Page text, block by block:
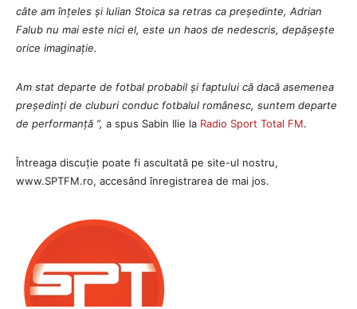
câte am înțeles și Iulian Stoica sa retras ca președinte, Adrian
Falub nu mai este nici el, este un haos de nedescris, depășește
orice imaginație.
Am stat departe de fotbal probabil și faptului că dacă asemenea
președinți de cluburi conduc fotbalul românesc, suntem departe
de performanță ”, a spus Sabin Ilie la Radio Sport Total FM.
Întreaga discuție poate fi ascultată pe site-ul nostru,
www.SPTFM.ro, accesând înregistrarea de mai jos.